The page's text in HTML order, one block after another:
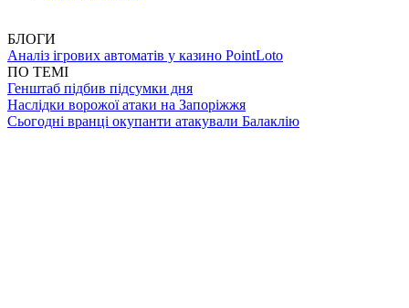
БЛОГИ
Аналіз ігрових автоматів у казино PointLoto
ПО ТЕМІ
Генштаб підбив підсумки дня
Наслідки ворожої атаки на Запоріжжя
Сьогодні вранці окупанти атакували Балаклію